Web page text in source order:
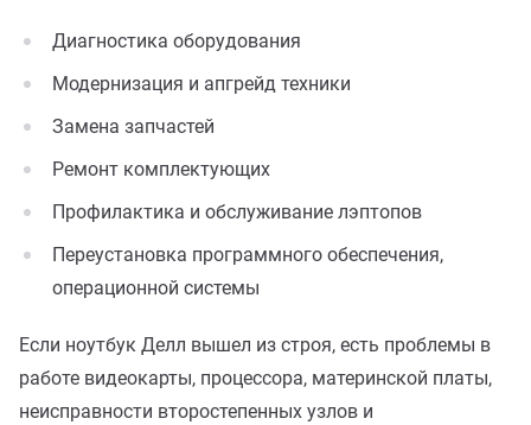
Диагностика оборудования
Модернизация и апгрейд техники
Замена запчастей
Ремонт комплектующих
Профилактика и обслуживание лэптопов
Переустановка программного обеспечения,
операционной системы
Если ноутбук Делл вышел из строя, есть проблемы в
работе видеокарты, процессора, материнской платы,
неисправности второстепенных узлов и